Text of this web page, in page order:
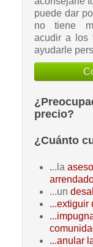
puede dar
no tiene
acudir a los
ayudarle
precio?
¿Cuánto
...la
...un
...extiguir
...anular